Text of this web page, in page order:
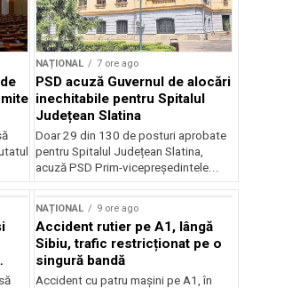
NAȚIONAL 7 ore ago
PSD acuză Guvernul de alocări
inechitabile pentru Spitalul
Județean Slatina
Doar 29 din 130 de posturi aprobate
pentru Spitalul Județean Slatina,
acuză PSD Prim-vicepreședintele...
NAȚIONAL 9 ore ago
Accident rutier pe A1, lângă
Sibiu, trafic restricționat pe o
singură bandă
Accident cu patru mașini pe A1, în